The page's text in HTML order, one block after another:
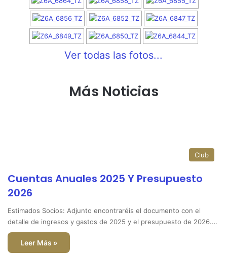
Ver todas las fotos...
Más Noticias
Club
Cuentas Anuales 2025 Y Presupuesto
2026
Estimados Socios: Adjunto encontraréis el documento con el
detalle de ingresos y gastos de 2025 y el presupuesto de 2026.…
Leer Más »